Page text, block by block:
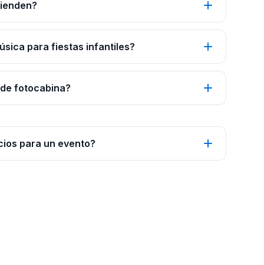
para fiestas infantiles?
fotocabina?
para un evento?